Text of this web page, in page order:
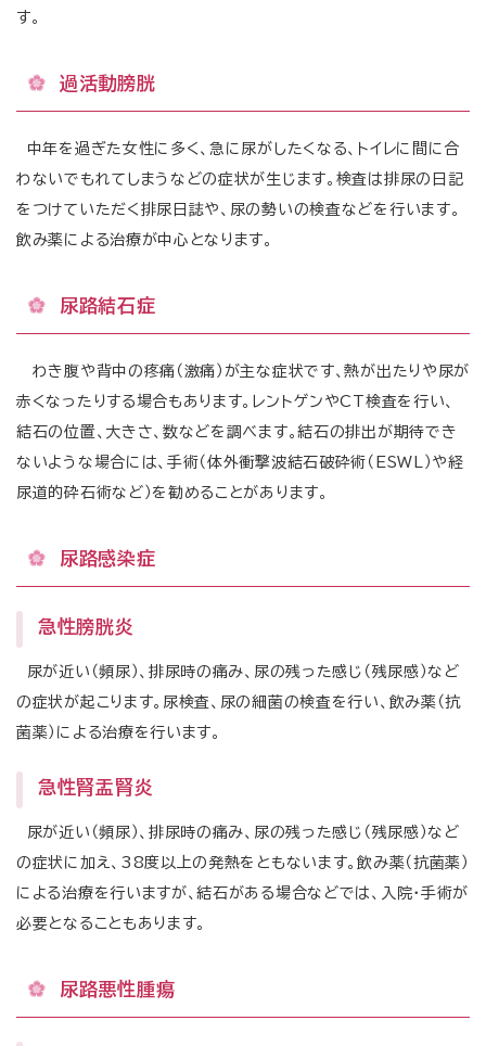
す。
過活動膀胱
中年を過ぎた女性に多く、急に尿がしたくなる、トイレに間に合
わないでもれてしまうなどの症状が生じます。検査は排尿の日記
をつけていただく排尿日誌や、尿の勢いの検査などを行います。
飲み薬による治療が中心となります。
尿路結石症
わき腹や背中の疼痛（激痛）が主な症状です、熱が出たりや尿が
赤くなったりする場合もあります。レントゲンやCT検査を行い、
結石の位置、大きさ、数などを調べます。結石の排出が期待でき
ないような場合には、手術（体外衝撃波結石破砕術（ESWL）や経
尿道的砕石術など）を勧めることがあります。
尿路感染症
急性膀胱炎
尿が近い（頻尿）、排尿時の痛み、尿の残った感じ（残尿感）など
の症状が起こります。尿検査、尿の細菌の検査を行い、飲み薬（抗
菌薬）による治療を行います。
急性腎盂腎炎
尿が近い（頻尿）、排尿時の痛み、尿の残った感じ（残尿感）など
の症状に加え、38度以上の発熱をともないます。飲み薬（抗菌薬）
による治療を行いますが、結石がある場合などでは、入院・手術が
必要となることもあります。
尿路悪性腫瘍